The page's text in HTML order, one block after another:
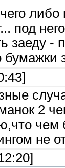
либо
под
заеду -
бумажки
2
чем
не